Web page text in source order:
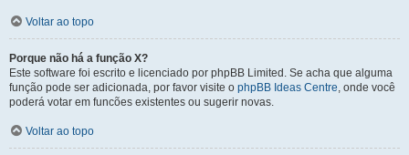
Voltar ao topo
Porque não há a função X?
Este software foi escrito e licenciado por phpBB Limited. Se acha que alguma
função pode ser adicionada, por favor visite o phpBB Ideas Centre, onde você
poderá votar em funcões existentes ou sugerir novas.
Voltar ao topo